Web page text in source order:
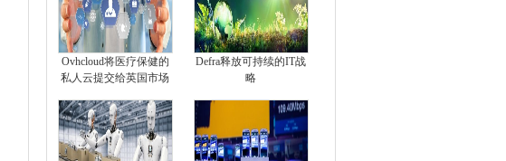
Ovhcloud将医疗保健的
私人云提交给英国市场
Defra释放可持续的IT战
略